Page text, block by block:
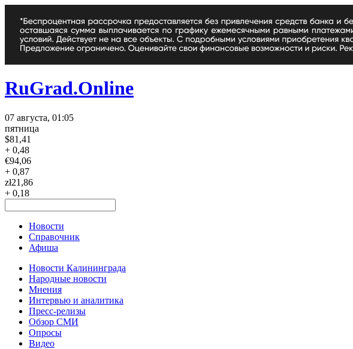
RuGrad.Online
07 августа, 01:05
пятница
$81,41
+ 0,48
€94,06
+ 0,87
zł21,86
+ 0,18
Новости
Справочник
Афиша
Новости Калининграда
Народные новости
Мнения
Интервью и аналитика
Пресс-релизы
Обзор СМИ
Опросы
Видео